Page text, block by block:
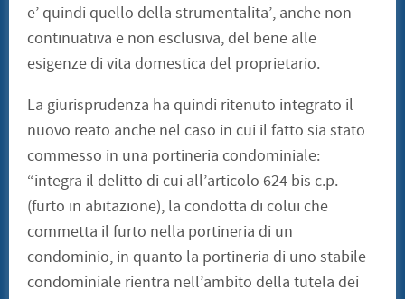
e’ quindi quello della strumentalita’, anche non
continuativa e non esclusiva, del bene alle
esigenze di vita domestica del proprietario.
La giurisprudenza ha quindi ritenuto integrato il
nuovo reato anche nel caso in cui il fatto sia stato
commesso in una portineria condominiale:
“integra il delitto di cui all’articolo 624 bis c.p.
(furto in abitazione), la condotta di colui che
commetta il furto nella portineria di un
condominio, in quanto la portineria di uno stabile
condominiale rientra nell’ambito della tutela dei